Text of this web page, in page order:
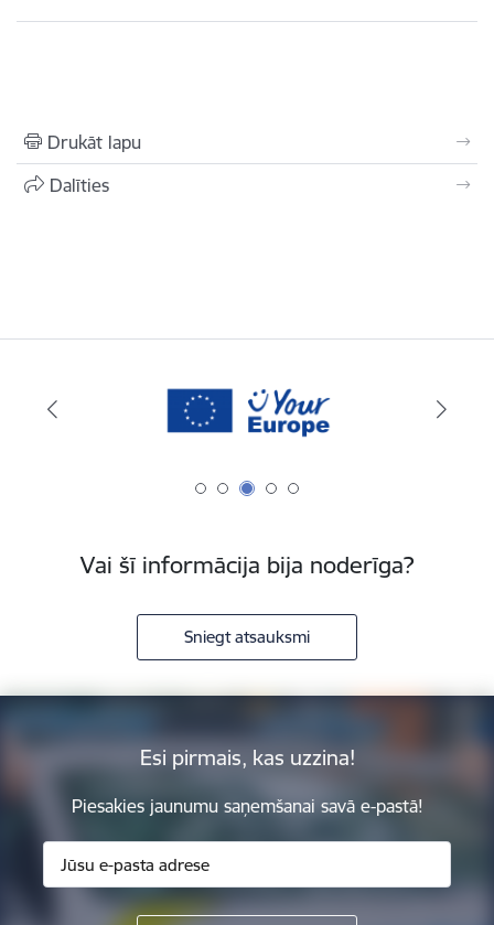
Drukāt lapu
Dalīties
Vai šī informācija bija noderīga?
Sniegt atsauksmi
Esi pirmais, kas uzzina!
Piesakies jaunumu saņemšanai savā e-pastā!